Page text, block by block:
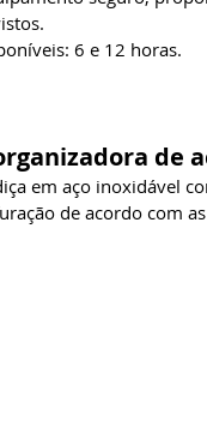
6 e 12 horas.
de
em aço inoxidável
de acordo com